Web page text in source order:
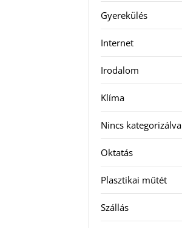
Gyerekülés
Internet
Irodalom
Klíma
Nincs kategorizálva
Oktatás
Plasztikai műtét
Szállás